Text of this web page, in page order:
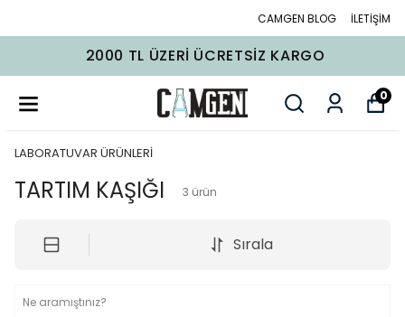
CAMGEN BLOG İLETİŞİM
2000 TL ÜZERI ÜCRETSIZ KARGO
0
LABORATUVAR ÜRÜNLERİ
TARTIM KAŞIĞI 3 ürün
Sırala